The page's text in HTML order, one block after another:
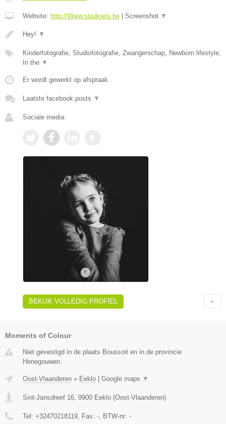
Website: http://Www.studioels.be | Screenshot ▼
Hey! ▼
Kinderfotografie, Studiofotografie, Zwangerschap, Newborn lifestyle,
In the ▼
Er wordt gewerkt op afspraak.
Laatste facebook posts ▼
Sociale media:
BEKIJK VOLLEDIG PROFIEL
Moments of Colour
Niet gevestigd in de plaats Boussoit en in de provincie
Henegouwen.
Oost-Vlaanderen » Eeklo | Google maps ▼
Sint-Jansdreef 16 9900 Eeklo (Oost-Vlaanderen)
Tel: +32470218119 , Fax: - , BTW-nr: -